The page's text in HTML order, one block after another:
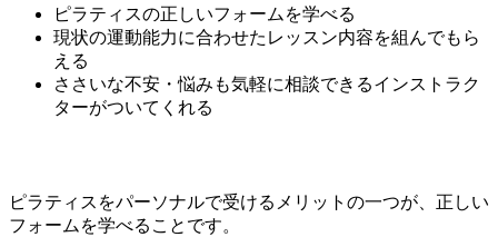
ピラティスの正しいフォームを学べる
現状の運動能力に合わせたレッスン内容を組んでもら
える
ささいな不安・悩みも気軽に相談できるインストラク
ターがついてくれる
ピラティスをパーソナルで受けるメリットの一つが、正しい
フォームを学べることです。